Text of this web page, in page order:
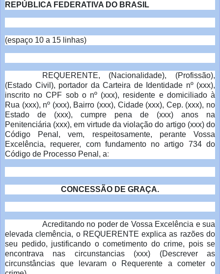
REPÚBLICA FEDERATIVA DO BRASIL
(espaço 10 a 15 linhas)
REQUERENTE, (Nacionalidade), (Profissão),
(Estado Civil), portador da Carteira de Identidade nº (xxx),
inscrito no CPF sob o nº (xxx), residente e domiciliado à
Rua (xxx), nº (xxx), Bairro (xxx), Cidade (xxx), Cep. (xxx), no
Estado de (xxx), cumpre pena de (xxx) anos na
Penitenciária (xxx), em virtude da violação do artigo (xxx) do
Código Penal, vem, respeitosamente, perante Vossa
Excelência, requerer, com fundamento no artigo 734 do
Código de Processo Penal, a:
CONCESSÃO DE GRAÇA.
Acreditando no poder de Vossa Excelência e sua
elevada clemência, o REQUERENTE explica as razões do
seu pedido, justificando o cometimento do crime, pois se
encontrava nas circunstancias (xxx) (Descrever as
circunstâncias que levaram o Requerente a cometer o